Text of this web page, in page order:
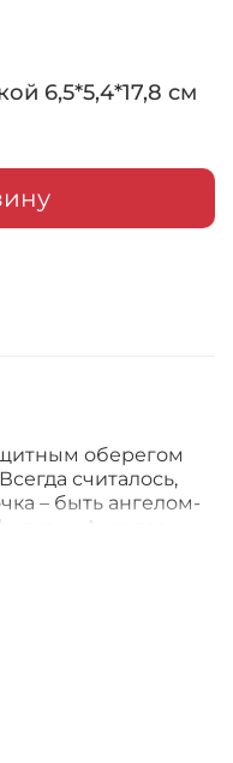
6,5*5,4*17,8 см
оберегом
считалось,
– быть ангелом-
Ангелов